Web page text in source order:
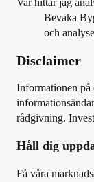
Var hittar jag
Bevaka
och
Disclaimer
Informationen på
rådgivning.
Håll dig
Få våra